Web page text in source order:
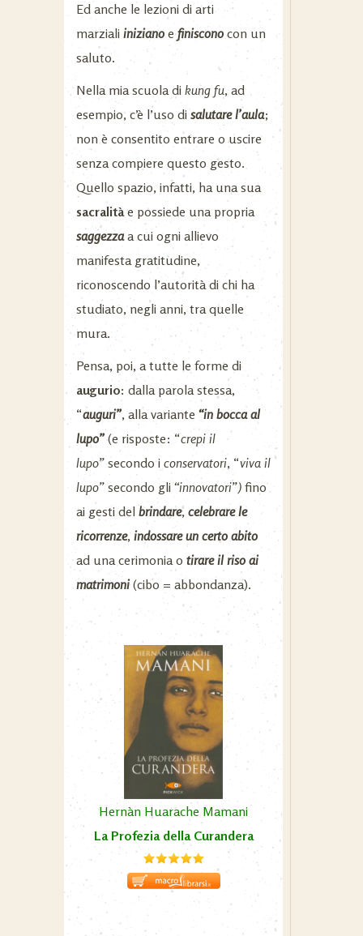
Ed anche le lezioni di arti
marziali iniziano efiniscono con un
saluto.
Nella mia scuola di kung fu, ad
esempio, c’è l’uso disalutare l’aula;
non è consentito entrare o uscire
senza compiere questo gesto.
Quello spazio, infatti, ha una sua
sacralitàe possiede una propria
saggezzaa cui ogni allievo
manifesta gratitudine,
riconoscendo l’autorità di chi ha
studiato, negli anni, tra quelle
mura.
Pensa, poi, a tutte le forme di
augurio: dalla parola stessa,
“auguri”, alla variante “in bocca al
lupo”(e risposte: “crepi il
lupo” secondo i conservatori, “viva il
lupo” secondo gli“innovatori”) fino
ai gesti del brindare, celebrare le
ricorrenze, indossare un certo abito
ad una cerimonia o tirare il riso ai
matrimoni(cibo = abbondanza).
Hernàn Huarache Mamani
La Profezia della Curandera